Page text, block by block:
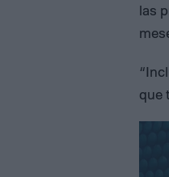
las
que